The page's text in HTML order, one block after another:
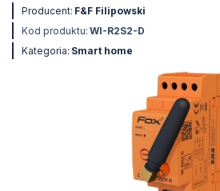
Producent: F&F Filipowski
Kod produktu: WI-R2S2-D
Kategoria: Smart home